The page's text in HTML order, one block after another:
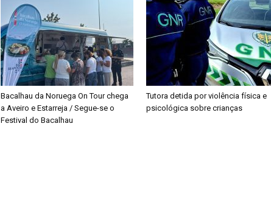
Bacalhau da Noruega On Tour chega
a Aveiro e Estarreja / Segue-se o
Festival do Bacalhau
Tutora detida por violência física e
psicológica sobre crianças